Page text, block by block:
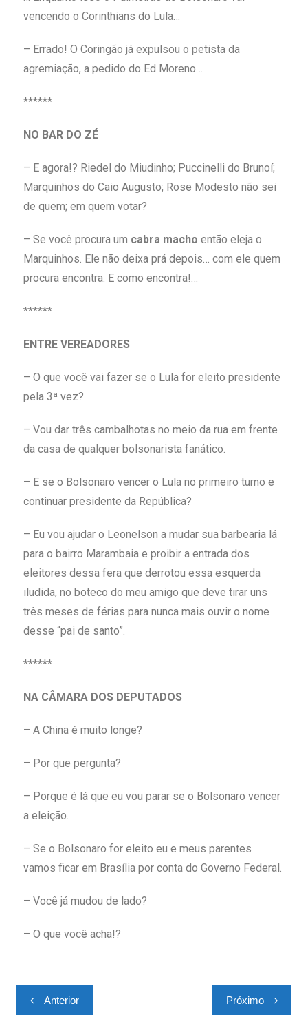
vencendo o Corinthians do Lula…
– Errado! O Coringão já expulsou o petista da
agremiação, a pedido do Ed Moreno…
******
NO BAR DO ZÉ
– E agora!? Riedel do Miudinho; Puccinelli do Brunoí;
Marquinhos do Caio Augusto; Rose Modesto não sei
de quem; em quem votar?
– Se você procura um cabra macho então eleja o
Marquinhos. Ele não deixa prá depois… com ele quem
procura encontra. E como encontra!…
******
ENTRE VEREADORES
– O que você vai fazer se o Lula for eleito presidente
pela 3ª vez?
– Vou dar três cambalhotas no meio da rua em frente
da casa de qualquer bolsonarista fanático.
– E se o Bolsonaro vencer o Lula no primeiro turno e
continuar presidente da República?
– Eu vou ajudar o Leonelson a mudar sua barbearia lá
para o bairro Marambaia e proibir a entrada dos
eleitores dessa fera que derrotou essa esquerda
iludida, no boteco do meu amigo que deve tirar uns
três meses de férias para nunca mais ouvir o nome
desse “pai de santo”.
******
NA CÂMARA DOS DEPUTADOS
– A China é muito longe?
– Por que pergunta?
– Porque é lá que eu vou parar se o Bolsonaro vencer
a eleição.
– Se o Bolsonaro for eleito eu e meus parentes
vamos ficar em Brasília por conta do Governo Federal.
– Você já mudou de lado?
– O que você acha!?
Anterior Próximo